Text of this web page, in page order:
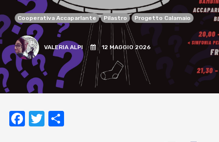
Cooperativa Accaparlante Pilastro Progetto Calamaio
VALERIA ALPI 12 MAGGIO 2026
Facebook
Twitter